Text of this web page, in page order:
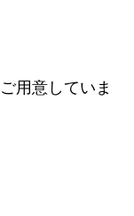
用意していま